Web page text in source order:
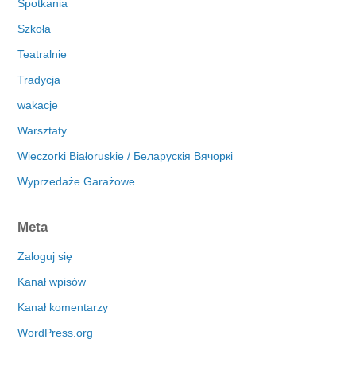
Spotkania
Szkoła
Teatralnie
Tradycja
wakacje
Warsztaty
Wieczorki Białoruskie / Беларускія Вячоркі
Wyprzedaże Garażowe
Meta
Zaloguj się
Kanał wpisów
Kanał komentarzy
WordPress.org